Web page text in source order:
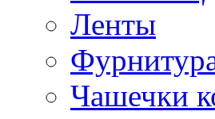
Ленты
Чашечки